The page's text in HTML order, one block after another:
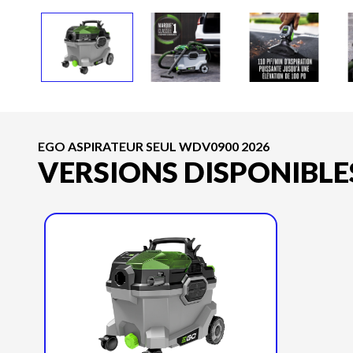
EGO ASPIRATEUR SEUL WDV0900 2026
VERSIONS